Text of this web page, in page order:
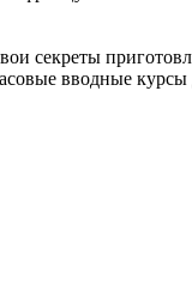
секреты
вводные курсы